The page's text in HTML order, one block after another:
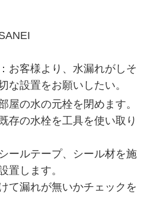
お客様より、水漏れがしそ
な設置をお願いしたい。
屋の水の元栓を閉めます。
存の水栓を工具を使い取り
ールテープ、シール材を施
置します。
て漏れが無いかチェックを